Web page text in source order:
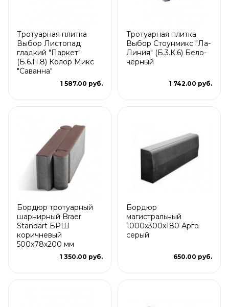
Тротуарная плитка
Выбор Листопад
гладкий "Паркет"
(Б.6.П.8) Колор Микс
"Саванна"
1 587.00 руб.
Тротуарная плитка
Выбор Стоунмикс "Ла-
Линия" (Б.3.К.6) Бело-
черный
1 742.00 руб.
Бордюр тротуарный
шарнирный Braer
Standart БРШ
коричневый
500х78х200 мм
1 350.00 руб.
Бордюр
магистральный
1000х300х180 Арго
серый
650.00 руб.